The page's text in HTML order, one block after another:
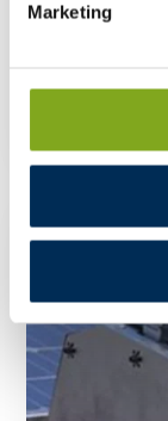
Marketing